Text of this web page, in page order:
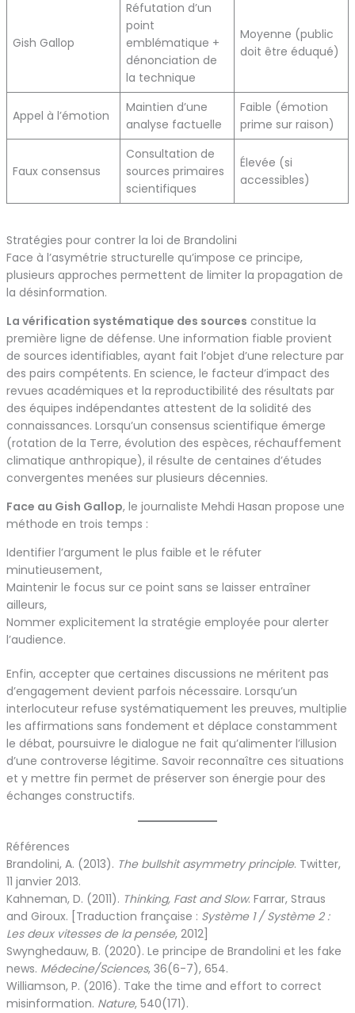
Gish Gallop
Réfutation d’un
point
emblématique +
dénonciation de
la technique
Moyenne (public
doit être éduqué)
Appel à l’émotion
Maintien d’une
analyse factuelle
Faible (émotion
prime sur raison)
Faux consensus
Consultation de
sources primaires
scientifiques
Élevée (si
accessibles)
Stratégies pour contrer la loi de Brandolini
Face à l’asymétrie structurelle qu’impose ce principe,
plusieurs approches permettent de limiter la propagation de
la désinformation.
La vérification systématique des sources constitue la
première ligne de défense. Une information fiable provient
de sources identifiables, ayant fait l’objet d’une relecture par
des pairs compétents. En science, le facteur d’impact des
revues académiques et la reproductibilité des résultats par
des équipes indépendantes attestent de la solidité des
connaissances. Lorsqu’un consensus scientifique émerge
(rotation de la Terre, évolution des espèces, réchauffement
climatique anthropique), il résulte de centaines d’études
convergentes menées sur plusieurs décennies.
Face au Gish Gallop, le journaliste Mehdi Hasan propose une
méthode en trois temps :
Identifier l’argument le plus faible et le réfuter
minutieusement,
Maintenir le focus sur ce point sans se laisser entraîner
ailleurs,
Nommer explicitement la stratégie employée pour alerter
l’audience.
Enfin, accepter que certaines discussions ne méritent pas
d’engagement devient parfois nécessaire. Lorsqu’un
interlocuteur refuse systématiquement les preuves, multiplie
les affirmations sans fondement et déplace constamment
le débat, poursuivre le dialogue ne fait qu’alimenter l’illusion
d’une controverse légitime. Savoir reconnaître ces situations
et y mettre fin permet de préserver son énergie pour des
échanges constructifs.
Références
Brandolini, A. (2013). The bullshit asymmetry principle. Twitter,
11 janvier 2013.
Kahneman, D. (2011). Thinking, Fast and Slow. Farrar, Straus
and Giroux. [Traduction française : Système 1 / Système 2 :
Les deux vitesses de la pensée, 2012]
Swynghedauw, B. (2020). Le principe de Brandolini et les fake
news. Médecine/Sciences, 36(6-7), 654.
Williamson, P. (2016). Take the time and effort to correct
misinformation. Nature, 540(171).